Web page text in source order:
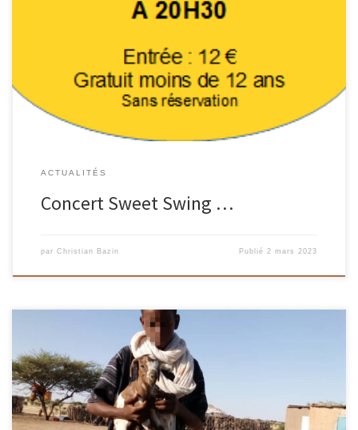
ACTUALITÉS
Concert Sweet Swing …
par Christian Bazin Publié 2 mars 2023
MERCI POUR VOTRE GENEROSITE ……LES HABITANTS ONT
RETROUVE LE SOURIRE ! Nous ne pouvons que nous émouvoir de